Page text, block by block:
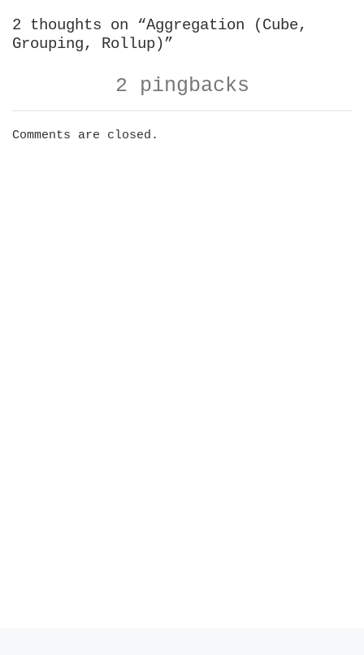
2 thoughts on “Aggregation (Cube,
Grouping, Rollup)”
2 pingbacks
Comments are closed.